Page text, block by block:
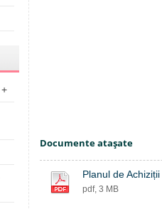
+
Documente ataşate
Planul de
pdf, 3 MB